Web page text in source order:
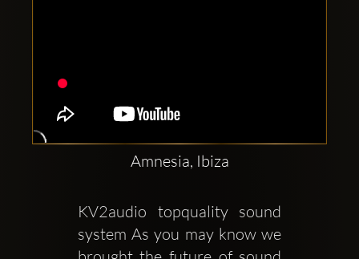
соцсетях:
Amnesia, Ibiza
KV2audio topquality sound
system As you may know we